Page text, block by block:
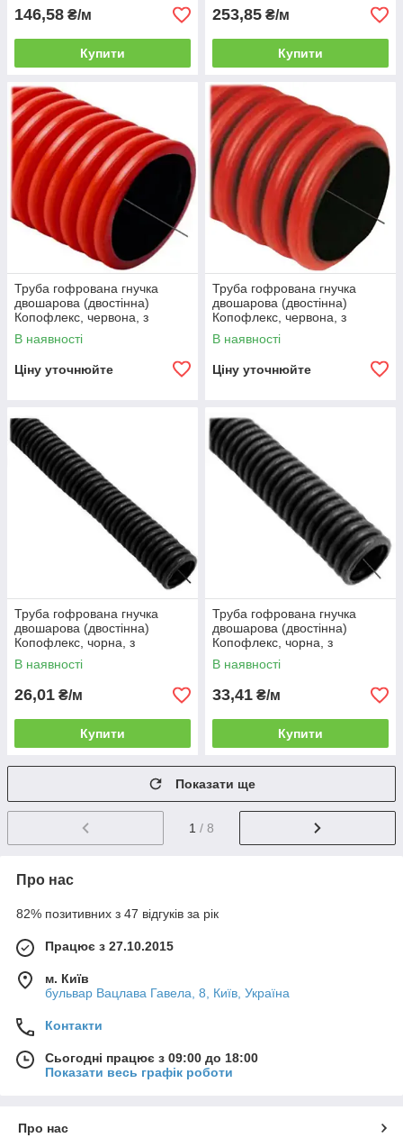
146,58 ₴/м
Купити
253,85 ₴/м
Купити
Труба гофрована гнучка
двошарова (двостінна)
Копофлекс, червона, з
протяжкою, з муфтою, 160
мм, HDPE, бухта 50 м
В наявності
Ціну уточнюйте
Труба гофрована гнучка
двошарова (двостінна)
Копофлекс, червона, з
протяжкою, з муфтою, 200
мм, HDPE, бухта 25 м
В наявності
Ціну уточнюйте
Труба гофрована гнучка
двошарова (двостінна)
Копофлекс, чорна, з
протяжкою, з муфтою, 40
мм, HDPE, бухта 50 м
В наявності
26,01 ₴/м
Купити
Труба гофрована гнучка
двошарова (двостінна)
Копофлекс, чорна, з
протяжкою, з муфтою, 50
мм, HDPE, бухта 50 м
В наявності
33,41 ₴/м
Купити
Показати ще
1 / 8
Про нас
82% позитивних з 47 відгуків за рік
Працює з 27.10.2015
м. Київ
бульвар Вацлава Гавела, 8, Київ, Україна
Контакти
Сьогодні працює з 09:00 до 18:00
Показати весь графік роботи
Про нас